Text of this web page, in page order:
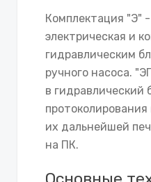
Комплектация "Э"
электрическая и
гидравлическим
ручного насоса.
в гидравлический
их дальнейшей
на ПК.